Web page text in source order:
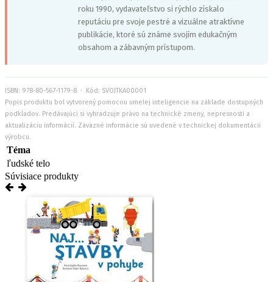
roku 1990, vydavateľstvo si rýchlo získalo
reputáciu pre svoje pestré a vizuálne atraktívne
publikácie, ktoré sú známe svojím edukačným
obsahom a zábavným prístupom.
ISBN: 978-80-567-1179-8 · Kód: SVOJTKA00001
Popis produktu bol vytvorený pomocou umelej inteligencie na základe dostupných
podkladov. Predávajúci si vyhradzuje právo na technické zmeny, nepresnosti a
aktualizáciu informácií. Záväzné informácie sú uvedené v technickej dokumentácii
výrobcu.
Téma
ľudské telo
Súvisiace produkty